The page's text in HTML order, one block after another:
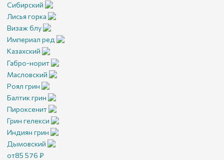
Сибирский
Лисья горка
Визаж блу
Империал ред
Казахский
Габро-норит
Масловский
Роял грин
Балтик грин
Пироксенит
Грин гелекси
Индиян грин
Дымовский
от85 576 ₽